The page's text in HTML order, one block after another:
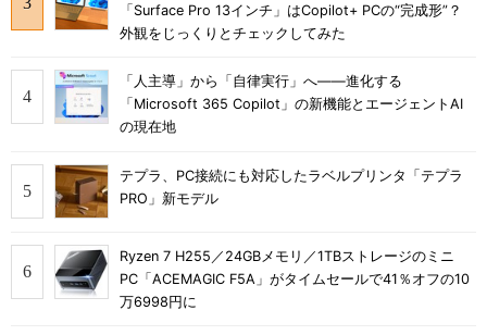
「Surface Pro 13インチ」はCopilot+ PCの“完成形”？
外観をじっくりとチェックしてみた
「人主導」から「自律実行」へ――進化する
「Microsoft 365 Copilot」の新機能とエージェントAI
の現在地
テプラ、PC接続にも対応したラベルプリンタ「テプラ
PRO」新モデル
Ryzen 7 H255／24GBメモリ／1TBストレージのミニ
PC「ACEMAGIC F5A」がタイムセールで41％オフの10
万6998円に